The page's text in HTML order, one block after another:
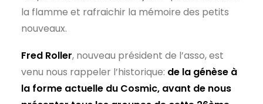
la flamme et rafraichir la mémoire des petits
nouveaux.
Fred Roller, nouveau président de l’asso, est
venu nous rappeler l’historique: de la génèse à
la forme actuelle du Cosmic, avant de nous